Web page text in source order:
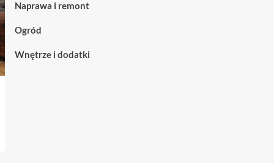
warto
Naprawa i remont
Ogród
Wnętrze i dodatki